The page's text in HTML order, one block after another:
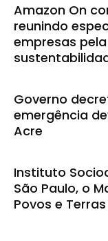
Amazon On
reunindo
empresas
Governo
emergência
Acre
Instituto
São Paulo, o
Povos e